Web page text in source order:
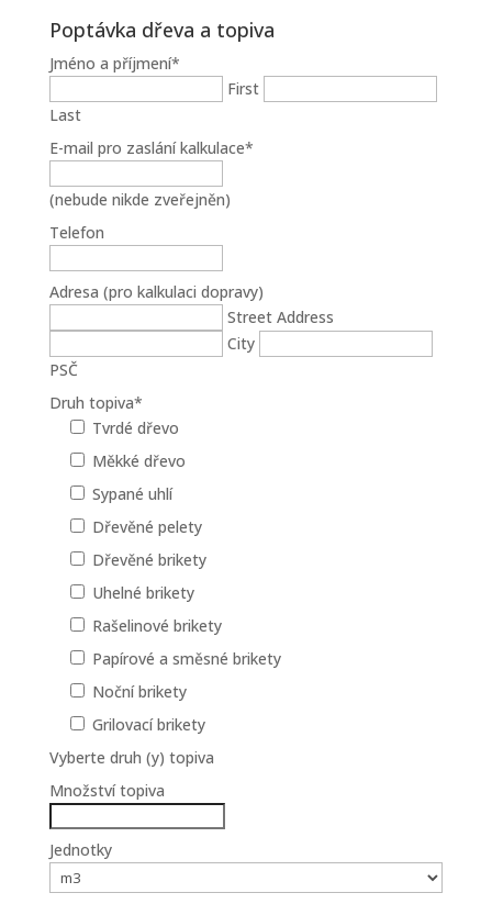
Poptávka dřeva a topiva
Jméno a příjmení*
First
Last
E-mail pro zaslání kalkulace*
(nebude nikde zveřejněn)
Telefon
Adresa (pro kalkulaci dopravy)
Street Address
City
PSČ
Druh topiva*
Tvrdé dřevo
Měkké dřevo
Sypané uhlí
Dřevěné pelety
Dřevěné brikety
Uhelné brikety
Rašelinové brikety
Papírové a směsné brikety
Noční brikety
Grilovací brikety
Vyberte druh (y) topiva
Množství topiva
Jednotky